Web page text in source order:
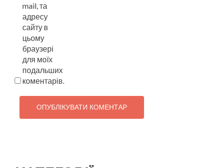
mail, та
адресу
сайту в
цьому
браузері
для моїх
подальших
коментарів.